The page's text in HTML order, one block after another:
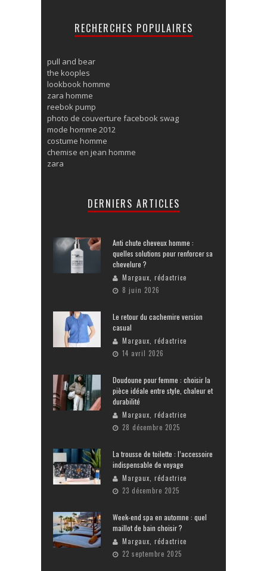
RECHERCHES POPULAIRES
pull and bear
the kooples
lookbook homme
zara homme
reebok pump
photo de couverture facebook swag
mode homme 2012
costume homme
chemise en jean homme
zara
DERNIERS ARTICLES
Anti chute cheveux homme :
quelles solutions pour renforcer sa
chevelure ?
Margaux, rédactrice
8 juin 2026
Le retour du cachemire version
casual
Margaux, rédactrice
14 avril 2026
Doudoune pour femme : choisir la
pièce idéale entre style, chaleur et
durabilité
Margaux, rédactrice
28 décembre 2025
La trousse de toilette : l’accessoire
indispensable de voyage
Margaux, rédactrice
23 décembre 2025
Week-end spa en automne : quel
maillot de bain choisir ?
Margaux, rédactrice
22 septembre 2025